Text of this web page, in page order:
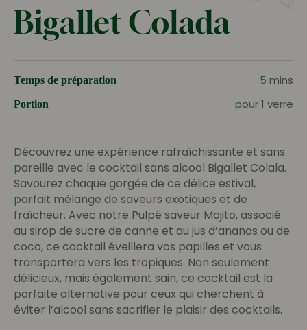
Bigallet Colada
Temps de préparation 5 mins
Portion pour 1 verre
Découvrez une expérience rafraîchissante et sans
pareille avec le cocktail sans alcool Bigallet Colala.
Savourez chaque gorgée de ce délice estival,
parfait mélange de saveurs exotiques et de
fraîcheur. Avec notre Pulpé saveur Mojito, associé
au sirop de sucre de canne et au jus d’ananas ou de
coco, ce cocktail éveillera vos papilles et vous
transportera vers les tropiques. Non seulement
délicieux, mais également sain, ce cocktail est la
parfaite alternative pour ceux qui cherchent à
éviter l’alcool sans sacrifier le plaisir des cocktails.